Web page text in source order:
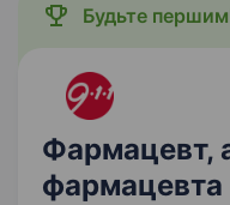
Будьте
Фармацевт,
фармацевта